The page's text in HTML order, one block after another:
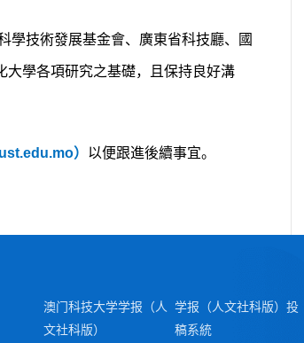
技術發展基金會、廣東省科技廳、國
大學各項研究之基礎，且保持良好溝
） 以便跟進後續事宜。
澳门科技大学学报（人
文社科版）
学报（人文社科版）投
稿系統